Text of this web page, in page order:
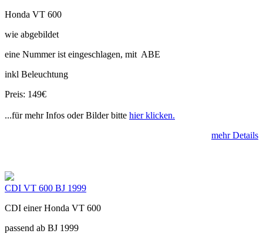
Honda VT 600
wie abgebildet
eine Nummer ist eingeschlagen, mit ABE
inkl Beleuchtung
Preis: 149€
...für mehr Infos oder Bilder bitte hier klicken.
mehr Details
CDI VT 600 BJ 1999
CDI einer Honda VT 600
passend ab BJ 1999